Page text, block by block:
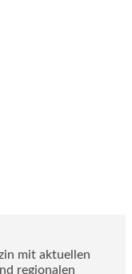
mit aktuellen
regionalen